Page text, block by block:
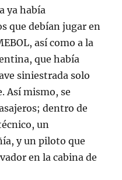
ya había
que debían jugar en
así como a la
que había
siniestrada solo
Así mismo, se
dentro de
un
y un piloto que
en la cabina de